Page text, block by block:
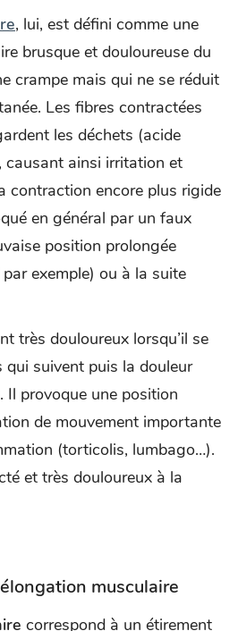
, lui, est défini comme une
brusque et douloureuse du
crampe mais qui ne se réduit
Les fibres contractées
les déchets (acide
causant ainsi irritation et
contraction encore plus rigide
en général par un faux
position prolongée
exemple) ou à la suite
très douloureux lorsqu’il se
qui suivent puis la douleur
Il provoque une position
de mouvement importante
(torticolis, lumbago…).
et très douloureux à la
musculaire
correspond à un étirement